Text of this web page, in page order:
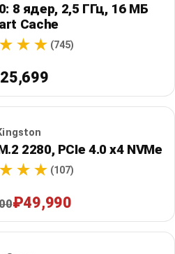
8 ядер, 2,5 ГГц, 16 МБ
Cache
(745)
2280, PCIe 4.0 x4 NVMe
(107)
₽49,990